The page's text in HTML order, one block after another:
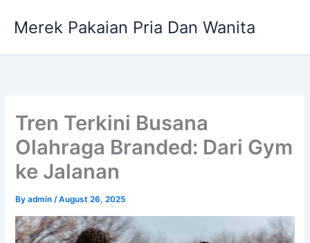
Merek Pakaian Pria Dan Wanita
Tren Terkini Busana
Olahraga Branded: Dari Gym
ke Jalanan
Byadmin/August 26, 2025